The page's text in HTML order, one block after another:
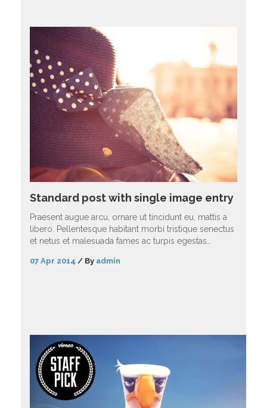
Standard post with single image entry
Praesent augue arcu, ornare ut tincidunt eu, mattis a
libero. Pellentesque habitant morbi tristique senectus
et netus et malesuada fames ac turpis egestas…
07 Apr 2014 / By admin